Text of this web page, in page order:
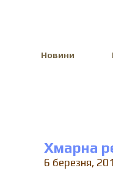
Новини
Хмарна
6 березня,